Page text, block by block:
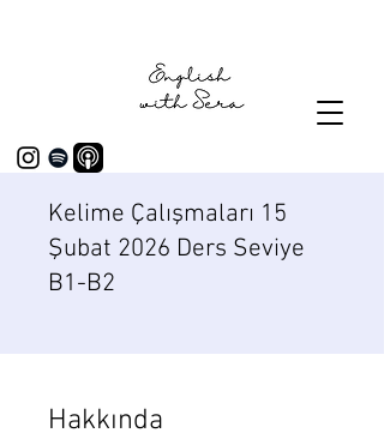
Kelime Çalışmaları 15
Şubat 2026 Ders Seviye
B1-B2
Hakkında